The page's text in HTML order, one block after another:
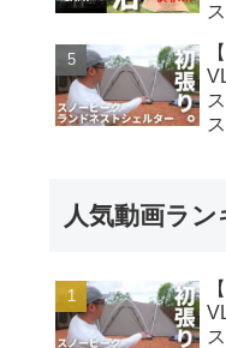
パ
人気動画ラン